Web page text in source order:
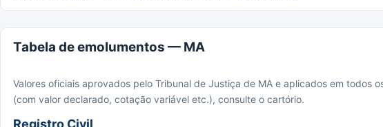
Tabela de emolumentos — MA
Valores oficiais aprovados pelo Tribunal de Justiça de MA e aplicados em todos
(com valor declarado, cotação variável etc.), consulte o cartório.
Registro Civil